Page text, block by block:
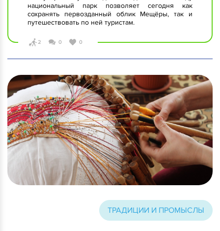
национальный парк позволяет сегодня как
сохранять первозданный облик Мещёры, так и
путешествовать по ней туристам.
2 0 0
ТРАДИЦИИ И ПРОМЫСЛЫ